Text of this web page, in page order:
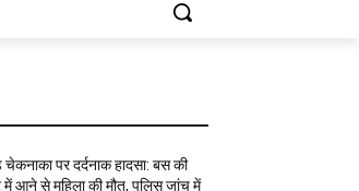
पर दर्दनाक हादसा: बस की
आने से महिला की मौत, पुलिस जांच में